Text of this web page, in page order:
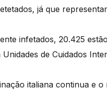
já que
infetados, 20.425
de Cuidados
italiana continua e